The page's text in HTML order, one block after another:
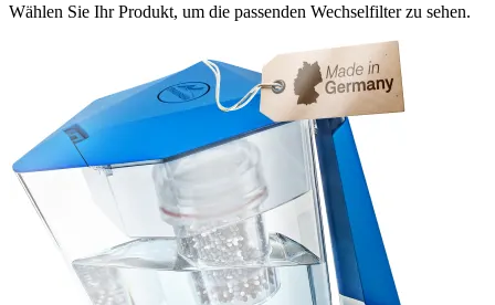
Wählen Sie Ihr Produkt, um die passenden Wechselfilter zu sehen.